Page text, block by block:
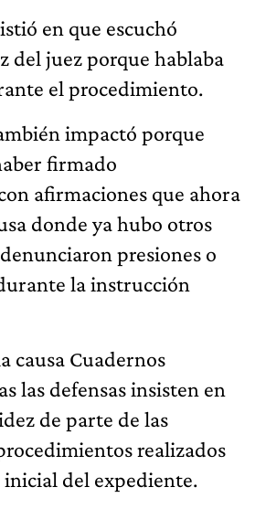
en que escuchó
del juez porque hablaba
el procedimiento.
impactó porque
firmado
afirmaciones que ahora
donde ya hubo otros
presiones o
la instrucción
causa Cuadernos
las defensas insisten en
de parte de las
realizados
del expediente.